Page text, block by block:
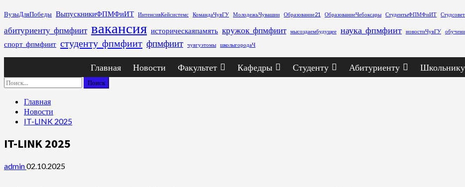
Перейти
содержимому
ВузыДляПобеды ВыпускникиФПМФиИТ ИнтенсивКейсистемс КомандаЧувГУ МолодежьЧувашии Образование21 ОбразованиеЧебоксары СтудентыФПМФиИТ
абитуриенту_фпмфиит вакансия историческаяпамять кружок_фпмфиит мысоздаембудущее наука_фпмфиит новостиЧувГУ
спорт_фпмфиит студенту_фпмфиит фпмфиит чувгуэтомы школыгородаЧ
Главная Новости Факультет Кафедры Студенту Абитуриенту Школьнику
Найти:
Главная
Новости
IT-LINK 2025
IT-LINK 2025
admin02.10.2025